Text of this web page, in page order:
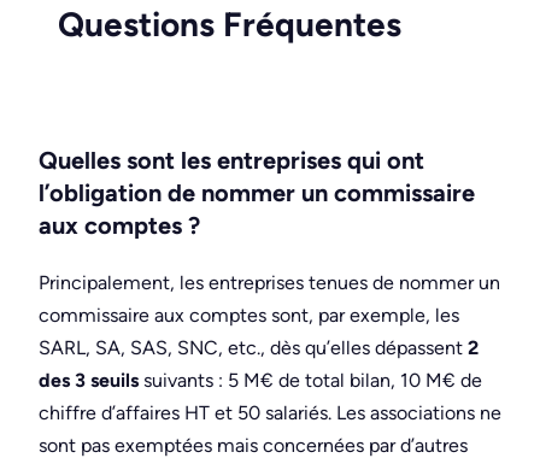
Questions Fréquentes
Quelles sont les entreprises qui ont
l’obligation de nommer un commissaire
aux comptes ?
Principalement, les entreprises tenues de nommer un
commissaire aux comptes sont, par exemple, les
SARL, SA, SAS, SNC, etc., dès qu’elles dépassent 2
des 3 seuils suivants : 5 M€ de total bilan, 10 M€ de
chiffre d’affaires HT et 50 salariés. Les associations ne
sont pas exemptées mais concernées par d’autres